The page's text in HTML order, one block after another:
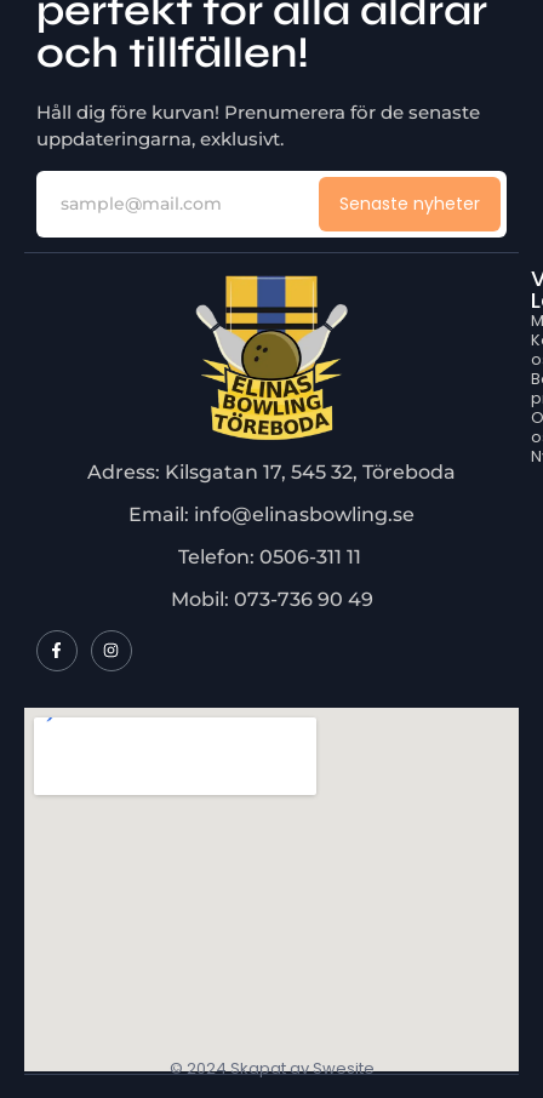
perfekt för alla åldrar
och tillfällen!
Håll dig före kurvan! Prenumerera för de senaste
uppdateringarna, exklusivt.
Senaste nyheter
Adress: Kilsgatan 17, 545 32, Töreboda
Email: info@elinasbowling.se
Telefon: 0506-311 11
Mobil: 073-736 90 49
© 2024 Skapat av Swesite